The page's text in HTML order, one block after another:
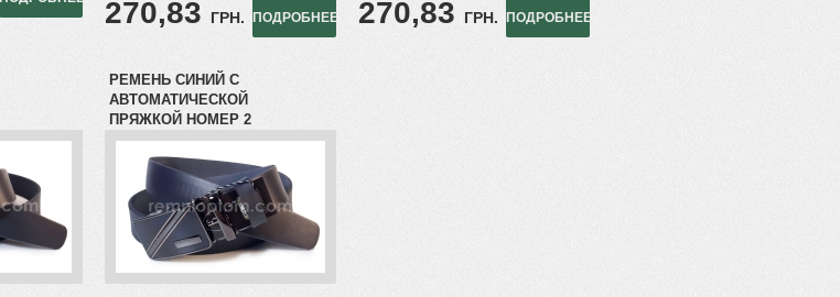
270,83 ГРН. ПОДРОБНЕЕ 270,83 ГРН. ПОДРОБНЕЕ
РЕМЕНЬ СИНИЙ С
АВТОМАТИЧЕСКОЙ
ПРЯЖКОЙ НОМЕР 2